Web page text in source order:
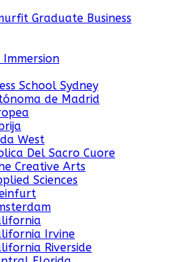
Graduate Business
Immersion
School Sydney
de Madrid
West
Del Sacro Cuore
Creative Arts
Sciences
Irvine
Riverside